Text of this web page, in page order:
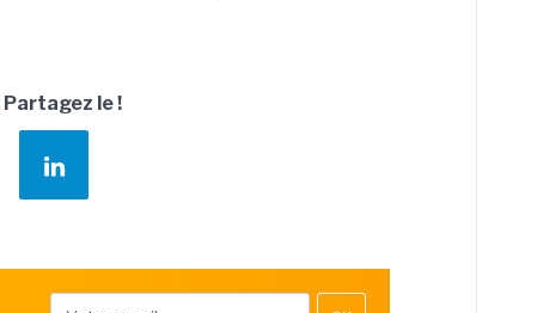
Partagez le !